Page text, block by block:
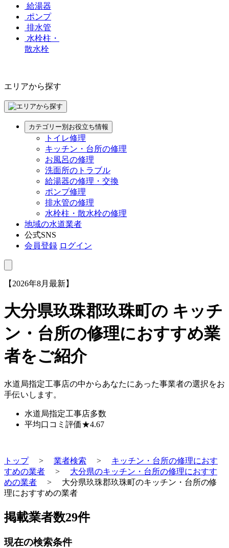
給湯器
ポンプ
排水管
水栓柱・
散水栓
エリアから探す
カテゴリー別お役立ち情報
トイレ修理
キッチン・台所の修理
お風呂の修理
洗面所のトラブル
給湯器の修理・交換
ポンプ修理
排水管の修理
水栓柱・散水栓の修理
地域の水道業者
公式SNS
会員登録 ログイン
【2026年8月最新】
大分県玖珠郡玖珠町の キッチ
ン・台所の修理におすすめ業
者をご紹介
水道局指定工事店の中からあなたにあった事業者の選択をお
手伝いします。
水道局指定工事店多数
平均口コミ評価★4.67
トップ> 業者検索 > キッチン・台所の修理におす
すめの業者 > 大分県のキッチン・台所の修理におすす
めの業者 > 大分県玖珠郡玖珠町のキッチン・台所の修
理におすすめの業者
掲載業者数29件
現在の検索条件